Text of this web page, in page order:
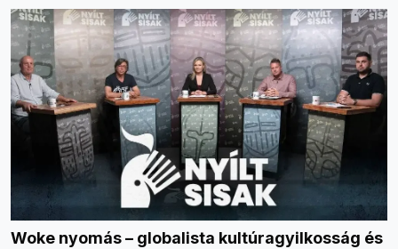
Woke nyomás – globalista kultúragyilkosság és